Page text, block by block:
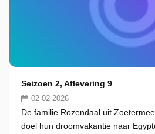
Seizoen 2, Aflevering 9
02-02-2026
De familie Rozendaal uit
doel hun droomvakantie naar